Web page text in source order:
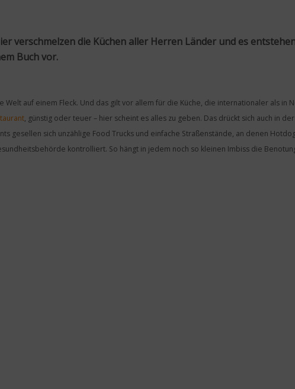
verschmelzen die Küchen aller Herren Länder und es
Buch vor.
Welt auf einem Fleck. Und das gilt vor allem für die Küche, die internationaler als in
, günstig oder teuer – hier scheint es alles zu geben. Das drückt sich auch in
gesellen sich unzählige Food Trucks und einfache Straßenstände, an denen
kontrolliert. So hängt in jedem noch so kleinen Imbiss die